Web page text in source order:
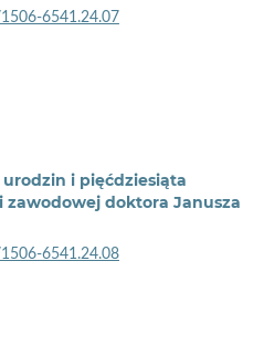
6541.24.07
i pięćdziesiąta
zawodowej doktora Janusza
6541.24.08